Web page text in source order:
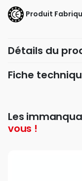
Produit
Détails du
Fiche
Les
vous !